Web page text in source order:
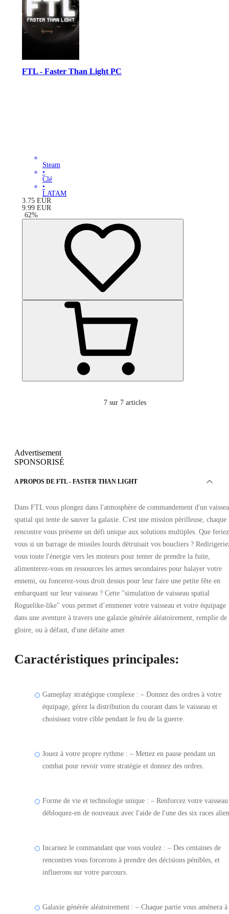
FTL - Faster Than Light PC
Steam
•
Clé
•
LATAM
3.75 EUR
9.99 EUR
-62%
7 sur 7 articles
Advertisement
SPONSORISÉ
A PROPOS DE FTL - FASTER THAN LIGHT
Dans FTL vous plongez dans l'atmosphère de commandement d'un
spatial qui tente de sauver la galaxie. C'est une mission périlleuse, chaque
rencontre vous présente un défi unique aux solutions multiples. Que
vous si un barrage de missiles lourds détruisait vos boucliers ?
vous toute l'énergie vers les moteurs pour tenter de prendre la fuite,
alimenterez-vous en ressources les armes secondaires pour balayer votre
ennemi, ou foncerez-vous droit dessus pour leur faire une petite fête en
embarquant sur leur vaisseau ? Cette "simulation de vaisseau spatial
Roguelike-like" vous permet d’emmener votre vaisseau et votre équipage
dans une aventure à travers une galaxie générée aléatoirement, remplie de
gloire, ou à défaut, d'une défaite amer.
Caractéristiques principales:
Gameplay stratégique complexe : – Donnez des ordres à votre
équipage, gérez la distribution du courant dans le vaisseau et
choisissez votre cible pendant le feu de la guerre.
Jouez à votre propre rythme : – Mettez en pause pendant un
combat pour revoir votre stratégie et donnez des ordres.
Forme de vie et technologie unique : – Renforcez votre
débloquez-en de nouveaux avec l'aide de l'une des six races
Incarnez le commandant que vous voulez : – Des centaines de
rencontres vous forcerons à prendre des décisions pénibles, et
influerons sur votre parcours.
Galaxie générée aléatoirement : – Chaque partie vous amènera à